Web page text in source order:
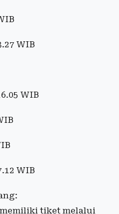
WIB
WIB
WIB
tiket melalui